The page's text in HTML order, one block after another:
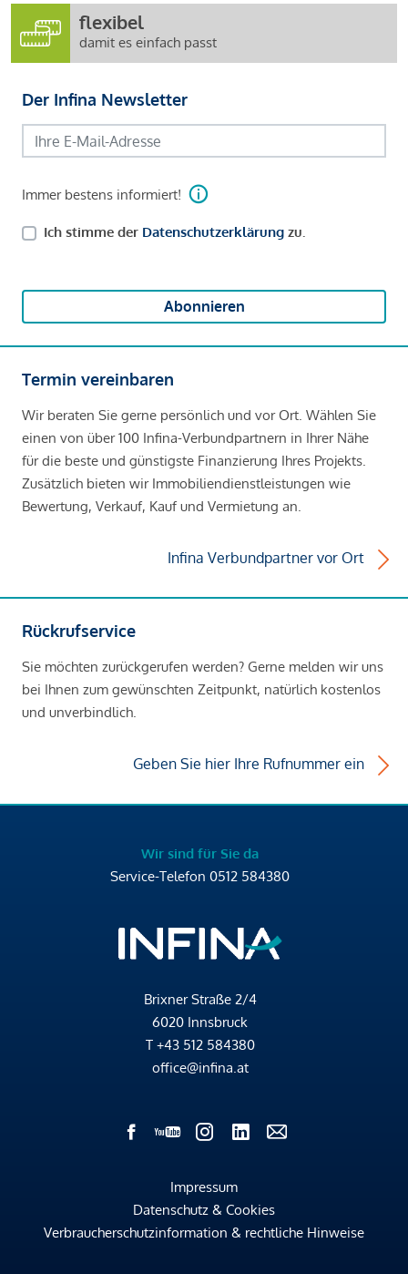
flexibel
damit es einfach passt
Der Infina Newsletter
Immer bestens informiert!
Ich stimme der Datenschutzerklärung zu.
Abonnieren
Termin vereinbaren
Wir beraten Sie gerne persönlich und vor Ort. Wählen Sie
einen von über 100 Infina-Verbundpartnern in Ihrer Nähe
für die beste und günstigste Finanzierung Ihres Projekts.
Zusätzlich bieten wir Immobiliendienstleistungen wie
Bewertung, Verkauf, Kauf und Vermietung an.
Infina Verbundpartner vor Ort
Rückrufservice
Sie möchten zurückgerufen werden? Gerne melden wir uns
bei Ihnen zum gewünschten Zeitpunkt, natürlich kostenlos
und unverbindlich.
Geben Sie hier Ihre Rufnummer ein
Wir sind für Sie da
Service-Telefon 0512 584380
Brixner Straße 2/4
6020 Innsbruck
T +43 512 584380
office@infina.at
Impressum
Datenschutz & Cookies
Verbraucherschutzinformation & rechtliche Hinweise